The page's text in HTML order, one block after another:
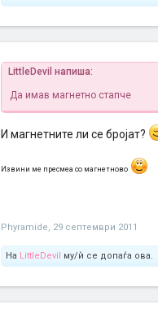
LittleDevil напиша:
Да имав магнетно стапче
И магнетните ли се бројат?
Извини ме пресмеа со магнетново
Phyramide, 29 септември 2011
На LittleDevil му/ѝ се допаѓа ова.